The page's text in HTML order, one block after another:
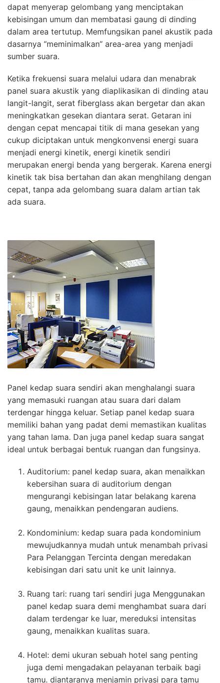
dapat menyerap gelombang yang menciptakan
kebisingan umum dan membatasi gaung di dinding
dalam area tertutup. Memfungsikan panel akustik pada
dasarnya “meminimalkan” area-area yang menjadi
sumber suara.
Ketika frekuensi suara melalui udara dan menabrak
panel suara akustik yang diaplikasikan di dinding atau
langit-langit, serat fiberglass akan bergetar dan akan
meningkatkan gesekan diantara serat. Getaran ini
dengan cepat mencapai titik di mana gesekan yang
cukup diciptakan untuk mengkonvensi energi suara
menjadi energi kinetik, energi kinetik sendiri
merupakan energi benda yang bergerak. Karena energi
kinetik tak bisa bertahan dan akan menghilang dengan
cepat, tanpa ada gelombang suara dalam artian tak
ada suara.
Panel kedap suara sendiri akan menghalangi suara
yang memasuki ruangan atau suara dari dalam
terdengar hingga keluar. Setiap panel kedap suara
memiliki bahan yang padat demi memastikan kualitas
yang tahan lama. Dan juga panel kedap suara sangat
ideal untuk berbagai bentuk ruangan dan fungsinya.
Auditorium: panel kedap suara, akan menaikkan
kebersihan suara di auditorium dengan
mengurangi kebisingan latar belakang karena
gaung, menaikkan pendengaran audiens.
Kondominium: kedap suara pada kondominium
mewujudkannya mudah untuk menambah privasi
Para Pelanggan Tercinta dengan meredakan
kebisingan dari satu unit ke unit lainnya.
Ruang tari: ruang tari sendiri juga Menggunakan
panel kedap suara demi menghambat suara dari
dalam terdengar ke luar, mereduksi intensitas
gaung, menaikkan kualitas suara.
Hotel: demi ukuran sebuah hotel sang penting
juga demi mengadakan pelayanan terbaik bagi
tamu. diantaranya menjamin privasi para tamu